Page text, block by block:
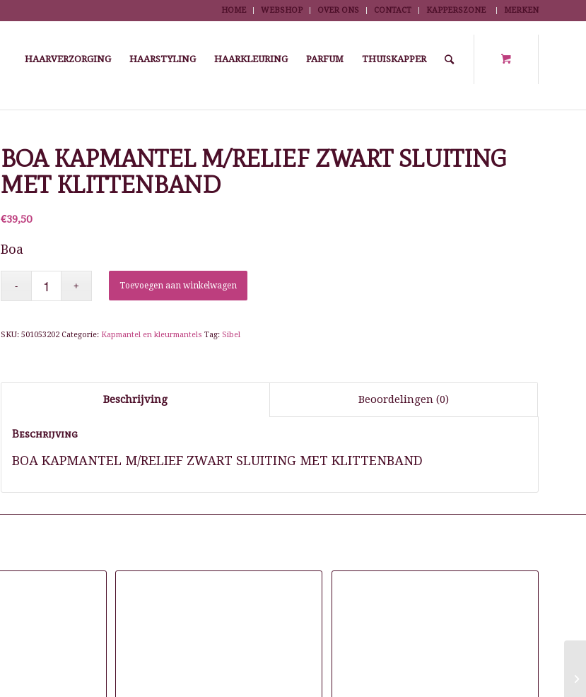
HOME WEBSHOP OVER ONS CONTACT KAPPERSZONE MERKEN
HAARVERZORGING HAARSTYLING HAARKLEURING PARFUM THUISKAPPER
BOA KAPMANTEL M/RELIEF ZWART SLUITING
MET KLITTENBAND
€39,50
Boa
Toevoegen aan winkelwagen
SKU:501053202 Categorie: Kapmantel en kleurmantels Tag:Sibel
Beschrijving Beoordelingen (0)
Beschrijving
BOA KAPMANTEL M/RELIEF ZWART SLUITING MET KLITTENBAND